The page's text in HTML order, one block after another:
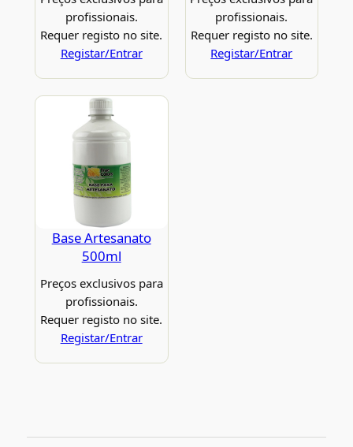
profissionais.
Requer registo no site.
Registar/Entrar
profissionais.
Requer registo no site.
Registar/Entrar
Base Artesanato
500ml
Preços exclusivos para
profissionais.
Requer registo no site.
Registar/Entrar